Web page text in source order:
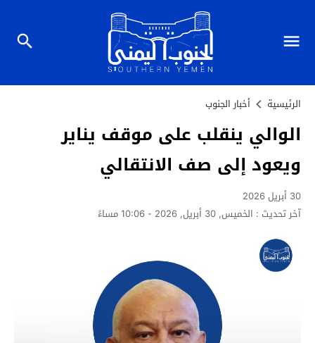
الرئيسية أخبار الجنوب
الوالي ينقلب على موقف يناير
ويعود إلى صف الانتقالي
30 أبريل 2026
آخر تحديث : الخميس, 30 أبريل, 2026 - 10:06 مساءً